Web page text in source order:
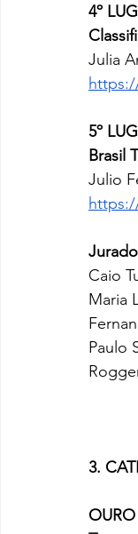
4º
Julia
5º
Brasil
Julio
Caio
Maria
Paulo
3.
OURO